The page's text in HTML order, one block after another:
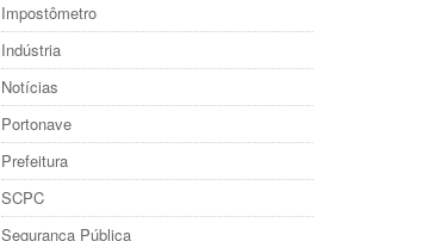
Impostômetro
Indústria
Notícias
Portonave
Prefeitura
SCPC
Segurança Pública